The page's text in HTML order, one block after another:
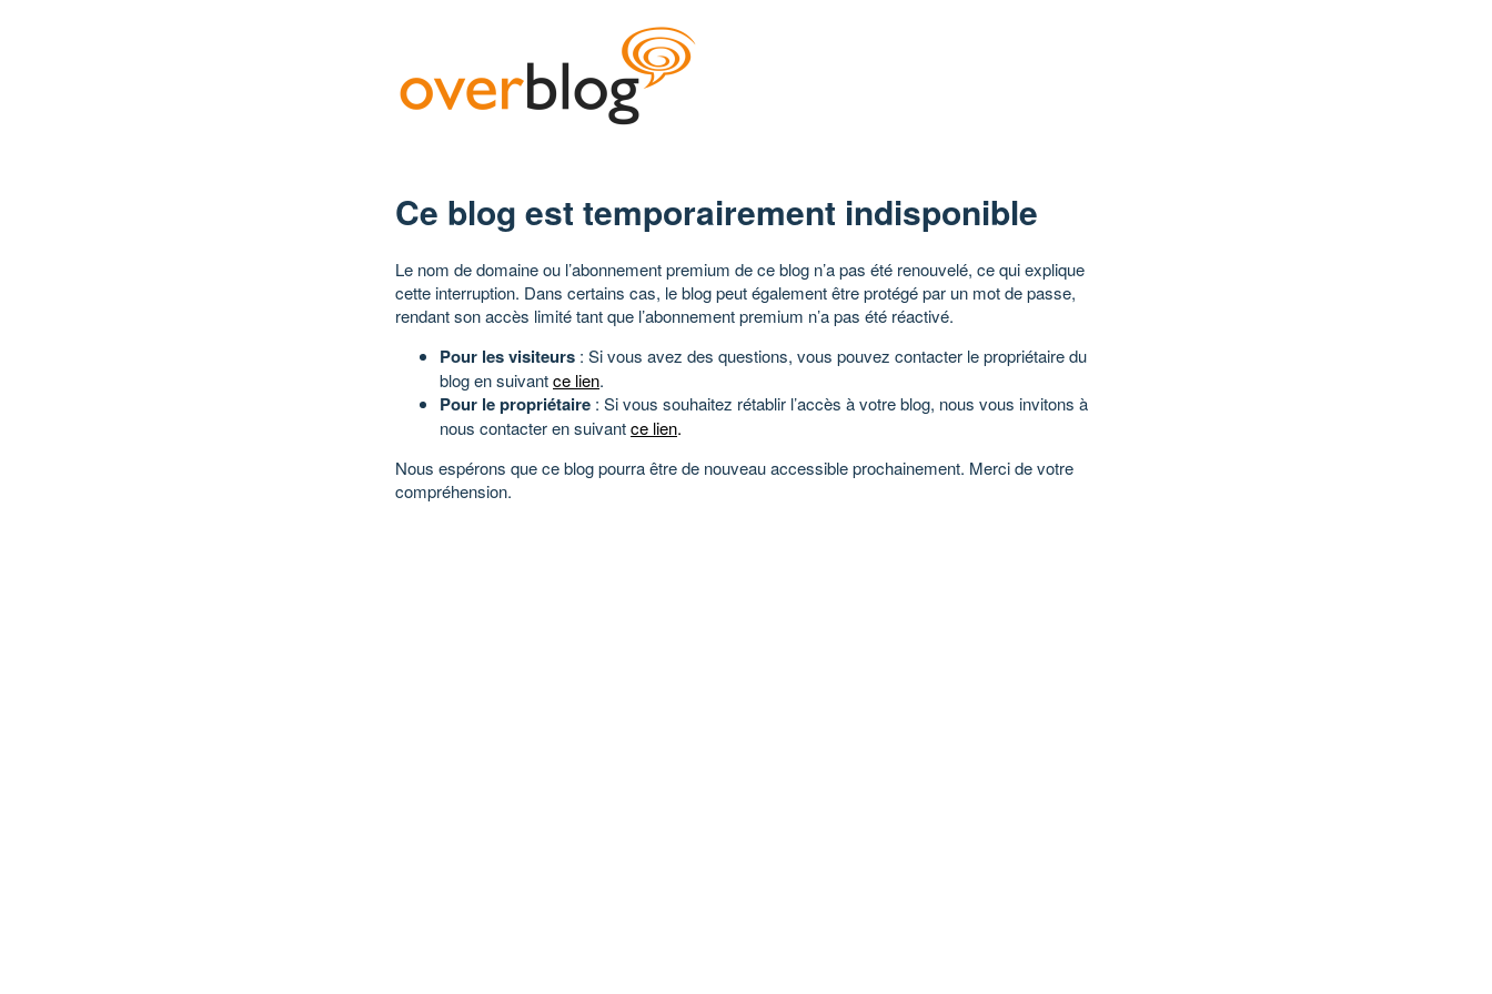
Ce blog est temporairement indisponible
Le nom de domaine ou l’abonnement premium de ce blog n’a pas été renouvelé, ce qui explique
cette interruption. Dans certains cas, le blog peut également être protégé par un mot de passe,
rendant son accès limité tant que l’abonnement premium n’a pas été réactivé.
Pour les visiteurs : Si vous avez des questions, vous pouvez contacter le propriétaire du
blog en suivantce lien.
Pour le propriétaire : Si vous souhaitez rétablir l’accès à votre blog, nous vous invitons à
nous contacter en suivantce lien.
Nous espérons que ce blog pourra être de nouveau accessible prochainement. Merci de votre
compréhension.